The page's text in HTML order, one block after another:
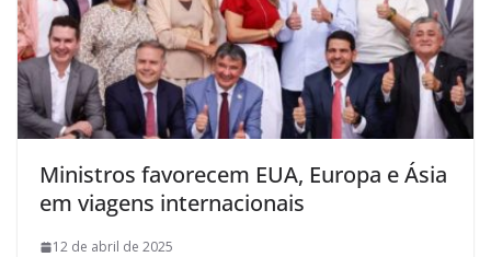
Ministros favorecem EUA, Europa e Ásia
em viagens internacionais
12 de abril de 2025